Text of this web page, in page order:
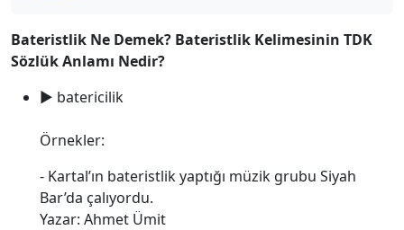
Bateristlik Ne Demek? Bateristlik Kelimesinin TDK
Sözlük Anlamı Nedir?
► batericilik
Örnekler:
- Kartal’ın bateristlik yaptığı müzik grubu Siyah
Bar’da çalıyordu.
Yazar: Ahmet Ümit